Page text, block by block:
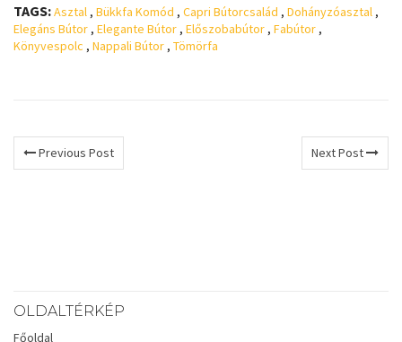
TAGS:Asztal , Bükkfa Komód , Capri Bútorcsalád , Dohányzóasztal ,
Elegáns Bútor , Elegante Bútor , Előszobabútor , Fabútor ,
Könyvespolc , Nappali Bútor , Tömörfa
Previous Post Next Post
OLDALTÉRKÉP
Főoldal